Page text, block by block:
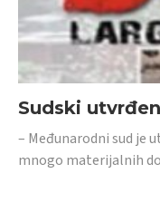
Sudski
– Međunarodni sud je
mnogo materijalnih